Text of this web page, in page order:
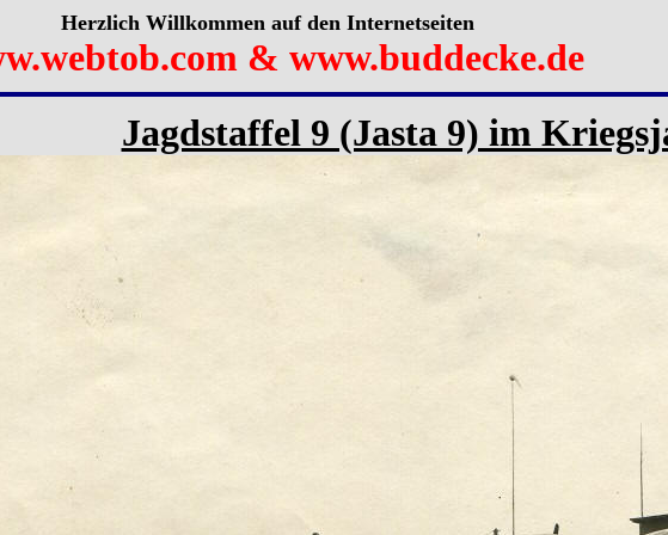
Herzlich Willkommen auf den Internetseiten
& www.buddecke.de
Jagdstaffel 9 (Jasta 9) im